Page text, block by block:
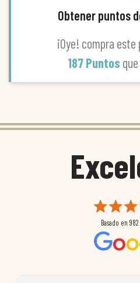
Obtener puntos
¡Oye! compra
187 Puntos
Basado en 982